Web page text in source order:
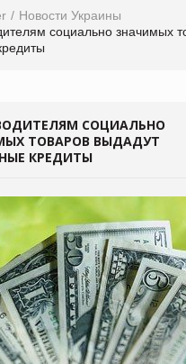
Новости Украины
социально значимых
СОЦИАЛЬНО
ТОВАРОВ ВЫДАДУТ
КРЕДИТЫ